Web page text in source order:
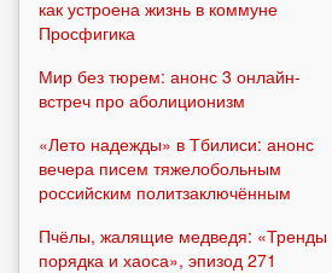
как устроена жизнь в коммуне
Просфигика
Мир без тюрем: анонс 3 онлайн-
встреч про аболиционизм
«Лето надежды» в Тбилиси: анонс
вечера писем тяжелобольным
российским политзаключённым
Пчёлы, жалящие медведя: «Тренды
порядка и хаоса», эпизод 271